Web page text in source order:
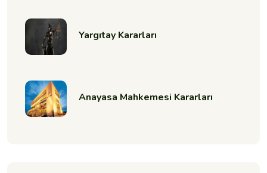
Yargıtay Kararları
Anayasa Mahkemesi Kararları